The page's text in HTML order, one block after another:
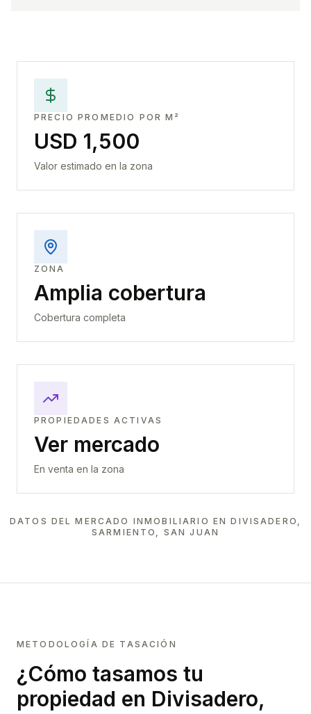
PRECIO PROMEDIO POR M²
USD 1,500
Valor estimado en la zona
ZONA
Amplia cobertura
Cobertura completa
PROPIEDADES ACTIVAS
Ver mercado
En venta en la zona
DATOS DEL MERCADO INMOBILIARIO ENDIVISADERO,
SARMIENTO, SAN JUAN
METODOLOGÍA DE TASACIÓN
¿Cómo tasamos tu
propiedad en Divisadero,